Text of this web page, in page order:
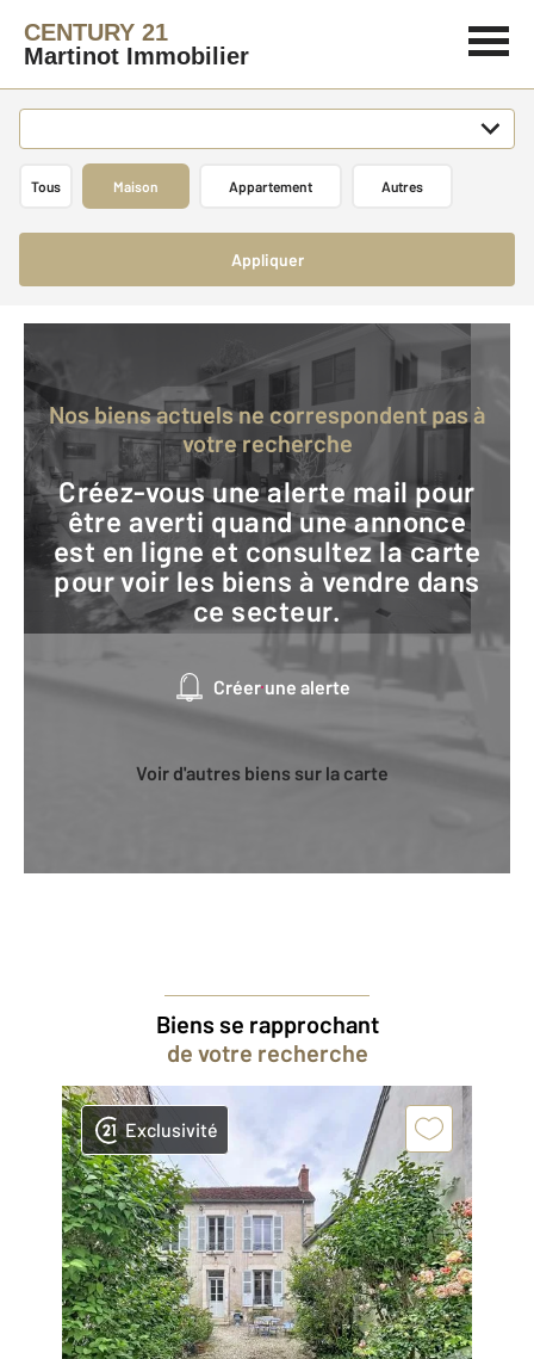
CENTURY 21
Martinot Immobilier
Tous Maison Appartement Autres
Appliquer
Nos biens actuels ne correspondent pas à
votre recherche
Créez-vous une alerte mail pour
être averti quand une annonce
est en ligne et consultez la carte
pour voir les biens à vendre dans
ce secteur.
Créer une alerte
Voir d'autres biens sur la carte
Biens se rapprochant
de votre recherche
Exclusivité